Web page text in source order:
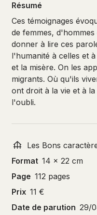
Résumé
Ces témoignages
de femmes,
donner à lire ces
l'humanité à celles et
et la misère. On les
migrants. Où qu'ils
ont droit à la vie et à
l'oubli.
Les Bons
Format 14 x 22 cm
Page 112 pages
Prix 11 €
Date de parution 29/